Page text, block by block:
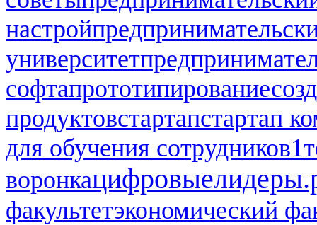
настрой
университет
софтапрототипирование
продуктовстартапстартап
для обучения сотрудников1
воронка
факультетэкономический